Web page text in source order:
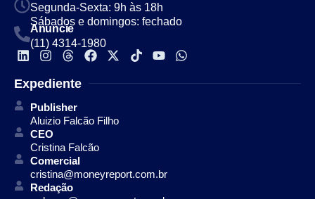
Segunda-Sexta: 9h às 18h
Sábados e domingos: fechado
Anuncie
(11) 4314-1980
Expediente
Publisher
Aluizio Falcão Filho
CEO
Cristina Falcão
Comercial
cristina@moneyreport.com.br
Redação